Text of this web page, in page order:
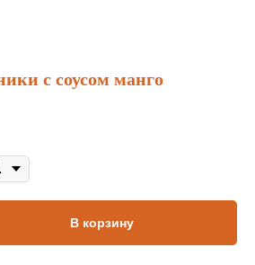
с соусом манго
В корзину